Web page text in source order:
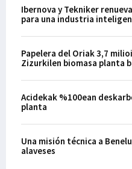
Ibernova y Tekniker
para una industria
Papelera del Oriak 3,7
Zizurkilen biomasa planta
Acidekak %100ean
planta
Una misión técnica a
alaveses